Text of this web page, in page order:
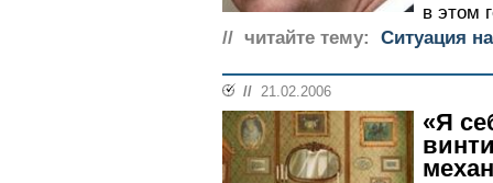
в этом
// читайте тему:
Ситуация
// 21.02.2006
«Я